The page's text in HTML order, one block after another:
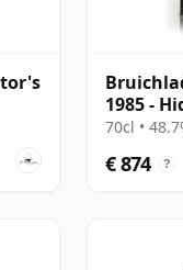
1985 -
70cl •
€ 874 ?